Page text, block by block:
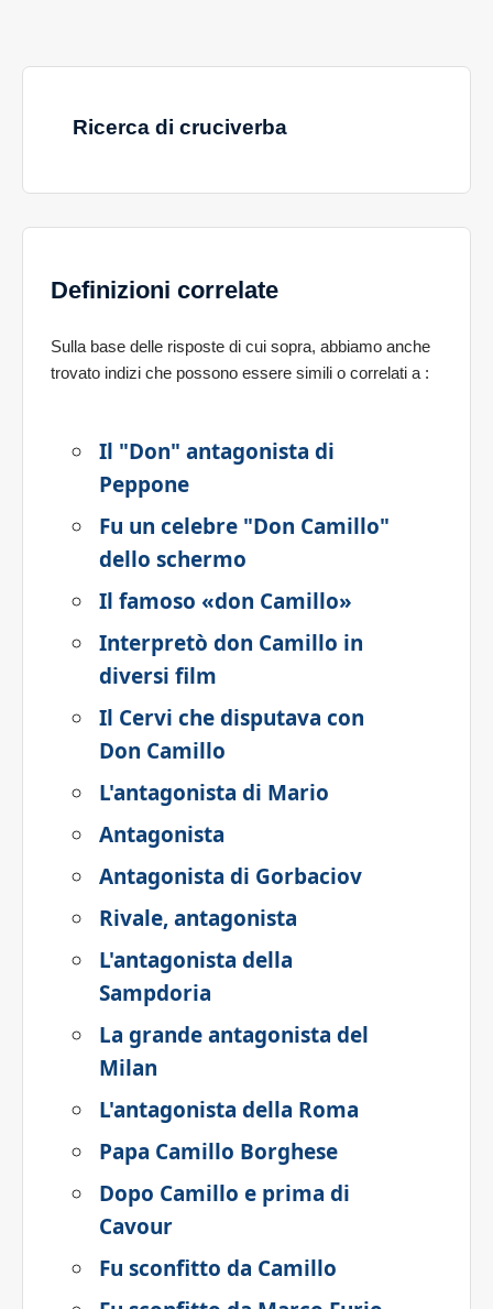
Ricerca di cruciverba
Definizioni correlate
Sulla base delle risposte di cui sopra, abbiamo anche
trovato indizi che possono essere simili o correlati a :
Il "Don" antagonista di
Peppone
Fu un celebre "Don Camillo"
dello schermo
Il famoso «don Camillo»
Interpretò don Camillo in
diversi film
Il Cervi che disputava con
Don Camillo
L'antagonista di Mario
Antagonista
Antagonista di Gorbaciov
Rivale, antagonista
L'antagonista della
Sampdoria
La grande antagonista del
Milan
L'antagonista della Roma
Papa Camillo Borghese
Dopo Camillo e prima di
Cavour
Fu sconfitto da Camillo